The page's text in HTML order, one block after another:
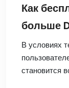
Как
больше
В условиях
становится